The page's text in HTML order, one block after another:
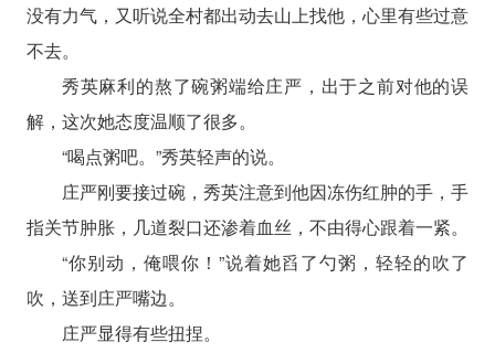
没有力气，又听说全村都出动去山上找他，心里有些过意
不去。
秀英麻利的熬了碗粥端给庄严，出于之前对他的误
解，这次她态度温顺了很多。
“喝点粥吧。”秀英轻声的说。
庄严刚要接过碗，秀英注意到他因冻伤红肿的手，手
指关节肿胀，几道裂口还渗着血丝，不由得心跟着一紧。
“你别动，俺喂你！”说着她舀了勺粥，轻轻的吹了
吹，送到庄严嘴边。
庄严显得有些扭捏。